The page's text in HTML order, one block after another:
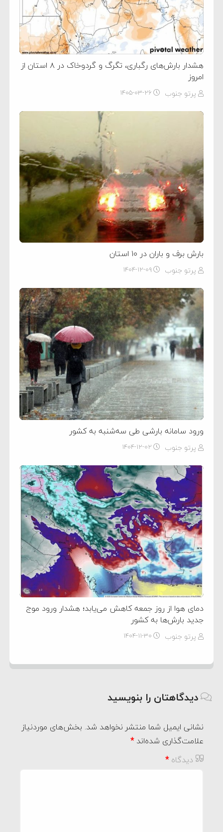
هشدار بارش‌های رگباری، تگرگ و گردوخاک در ۸ استان از
امروز
پرتو جنوب ۱۴۰۵-۰۳-۲۶
بارش برف و باران در ۱۰ استان
پرتو جنوب ۱۴۰۴-۱۲-۰۹
ورود سامانه بارشی طی سه‌شنبه به کشور
پرتو جنوب ۱۴۰۴-۱۲-۰۲
دمای هوا از روز جمعه کاهش می‌یابد؛ هشدار ورود موج
جدید بارش‌ها به کشور
پرتو جنوب ۱۴۰۴-۱۱-۳۰
دیدگاهتان را بنویسید
نشانی ایمیل شما منتشر نخواهد شد. بخش‌های موردنیاز
علامت‌گذاری شده‌اند*
دیدگاه*